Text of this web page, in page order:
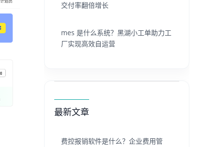
交付率翻倍增长
mes 是什么系统？黑湖小工单助力工
厂实现高效自运营
最新文章
费控报销软件是什么？企业费用管